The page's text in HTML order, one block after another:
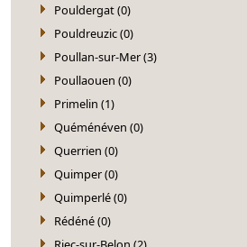
Pouldergat (0)
Pouldreuzic (0)
Poullan-sur-Mer (3)
Poullaouen (0)
Primelin (1)
Quéménéven (0)
Querrien (0)
Quimper (0)
Quimperlé (0)
Rédéné (0)